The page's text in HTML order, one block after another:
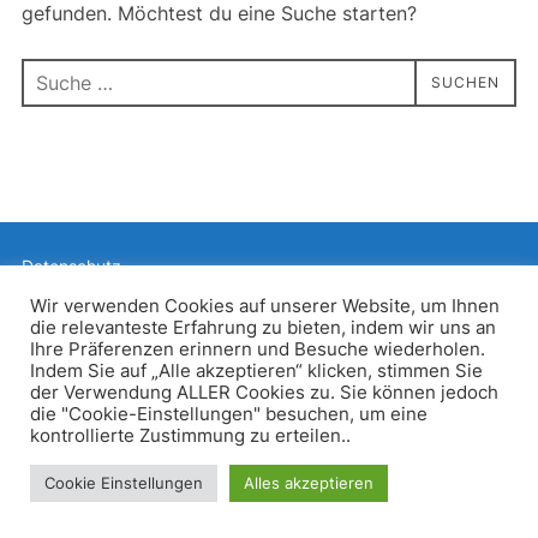
gefunden. Möchtest du eine Suche starten?
Suchen
nach:
SUCHEN
Datenschutz
Inspiro WordPress Theme von WPZOOM
Wir verwenden Cookies auf unserer Website, um Ihnen
die relevanteste Erfahrung zu bieten, indem wir uns an
Ihre Präferenzen erinnern und Besuche wiederholen.
Indem Sie auf „Alle akzeptieren“ klicken, stimmen Sie
der Verwendung ALLER Cookies zu. Sie können jedoch
die "Cookie-Einstellungen" besuchen, um eine
kontrollierte Zustimmung zu erteilen..
Cookie Einstellungen Alles akzeptieren